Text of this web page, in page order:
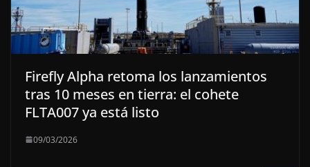
Firefly Alpha retoma los lanzamientos
tras 10 meses en tierra: el cohete
FLTA007 ya está listo
09/03/2026